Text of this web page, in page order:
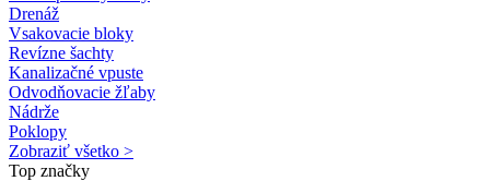
Drenáž
Vsakovacie bloky
Revízne šachty
Kanalizačné vpuste
Odvodňovacie žľaby
Nádrže
Poklopy
Zobraziť všetko >
Top značky